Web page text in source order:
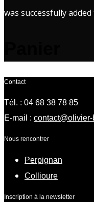
was successfully
Contact
Tél. : 04 68 38 78 85
E-mail :
Nous rencontrer
Perpignan
Collioure
Inscription à la newsletter